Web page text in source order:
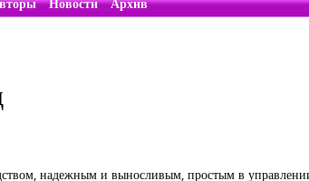
надежным и выносливым, простым в